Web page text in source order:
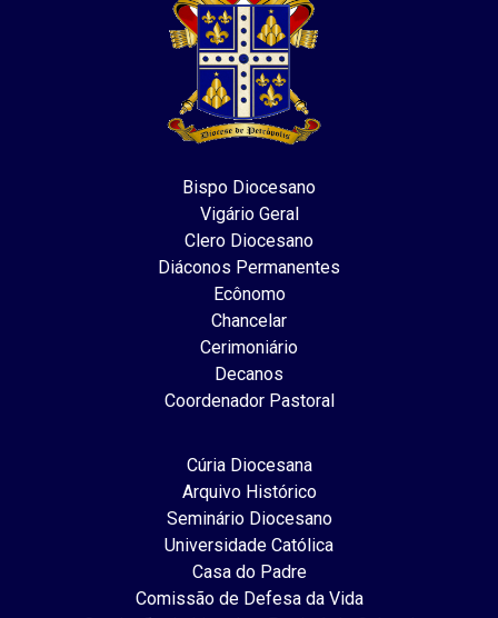
Bispo Diocesano
Vigário Geral
Clero Diocesano
Diáconos Permanentes
Ecônomo
Chancelar
Cerimoniário
Decanos
Coordenador Pastoral
Cúria Diocesana
Arquivo Histórico
Seminário Diocesano
Universidade Católica
Casa do Padre
Comissão de Defesa da Vida